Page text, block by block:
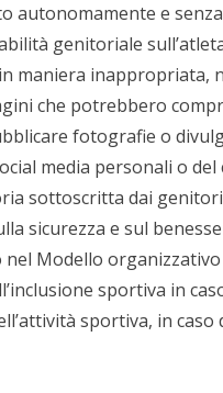
autonomamente e
genitoriale
maniera
che potrebbero
fotografie o
media personali o
sottoscritta dai
sicurezza e sul
Modello
sportiva in
sportiva, in